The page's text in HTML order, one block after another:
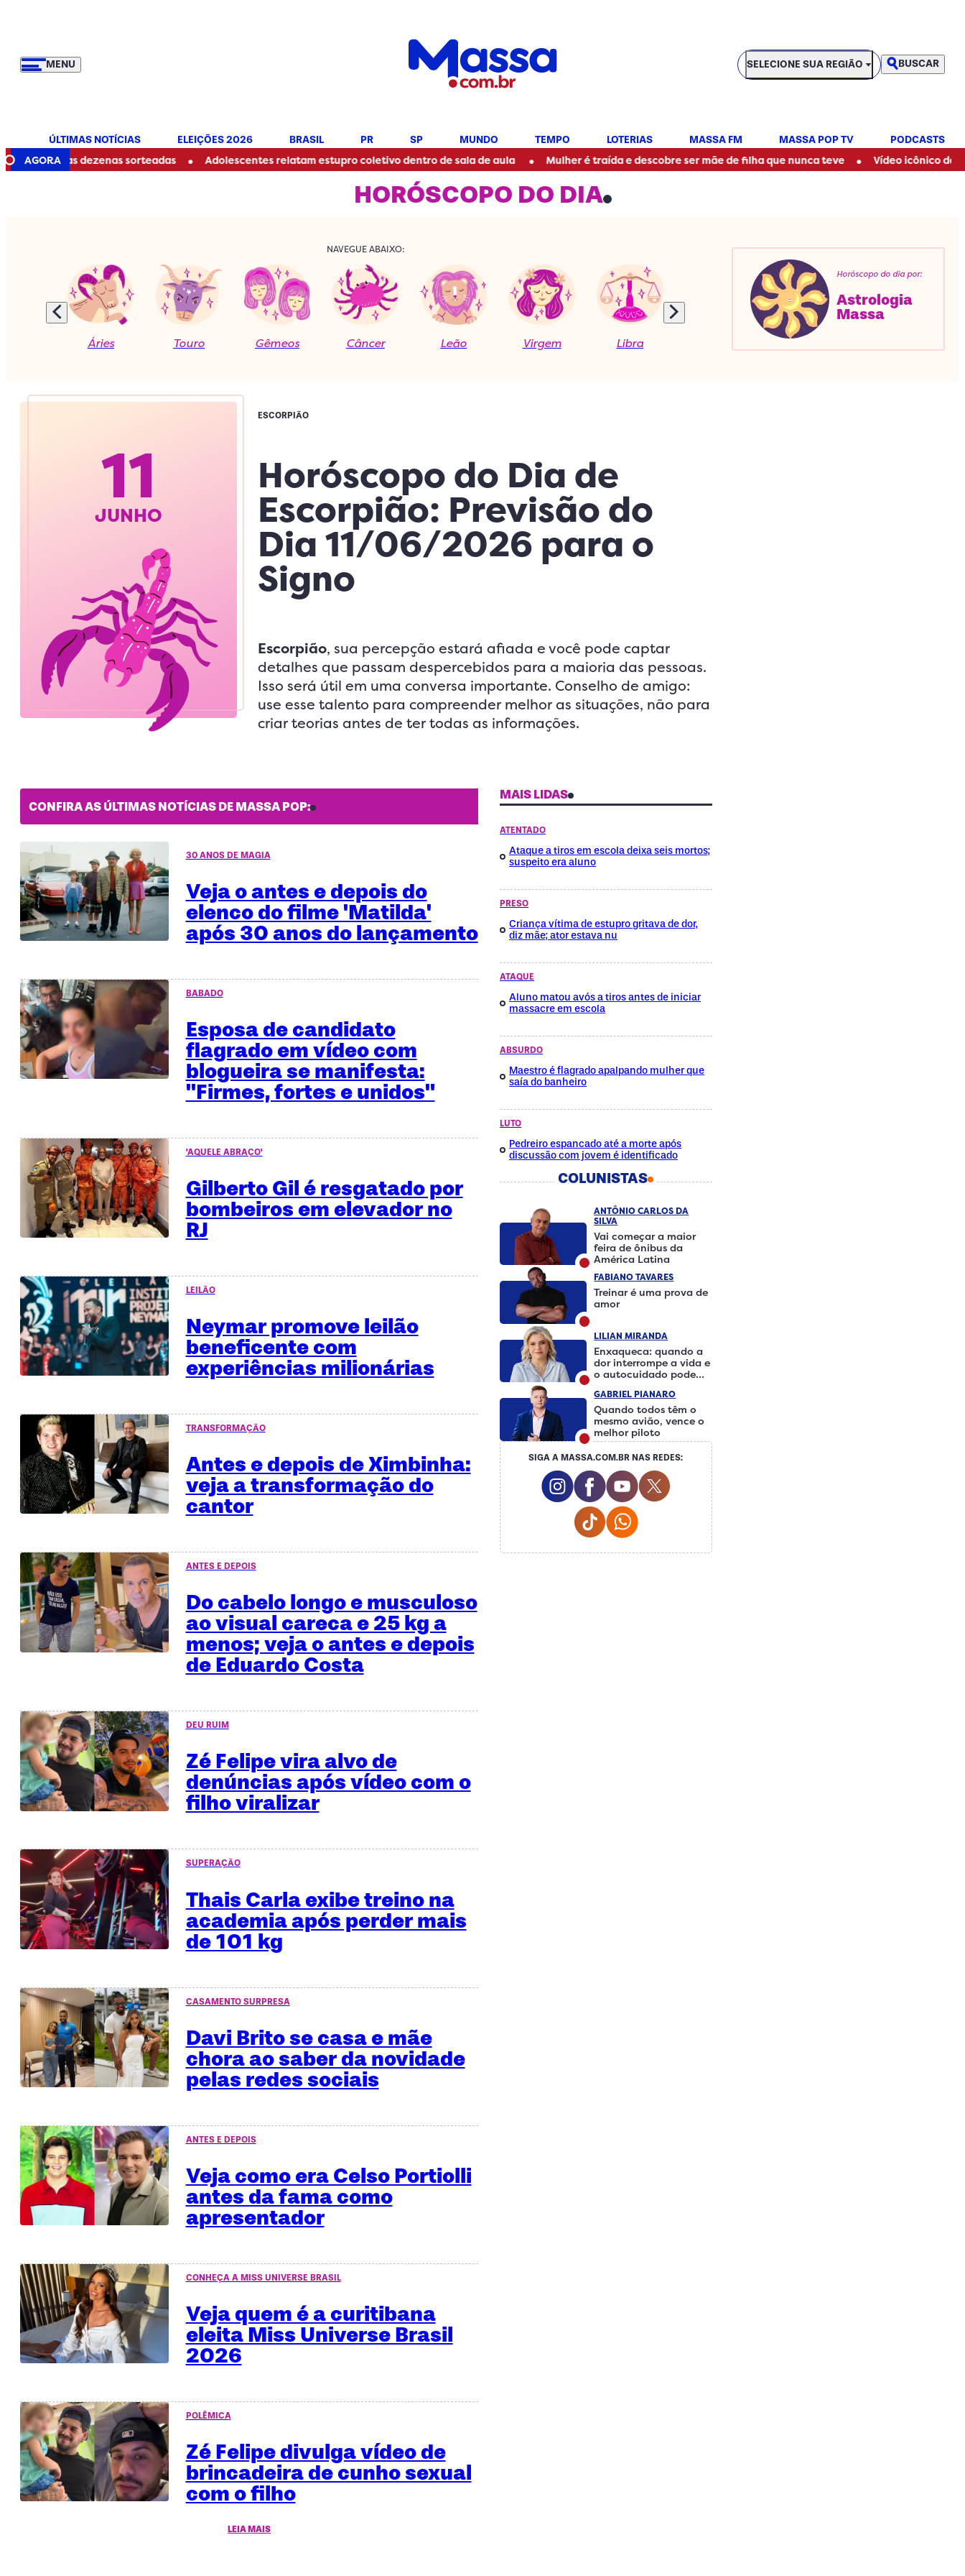
MENU
SELECIONE SUA REGIÃO
SELECIONE SUA REGIÃO BUSCAR
ÚLTIMAS NOTÍCIAS ELEIÇÕES 2026 BRASIL PR SP MUNDO TEMPO LOTERIAS MASSA FM MASSA POP TV PODCASTS
AGORA
as dezenas sorteadas • Adolescentes relatam estupro coletivo dentro de sala de aula • Mulher é traída e descobre ser mãe de filha que nunca teve • Vídeo icônico de Ratinho
HORÓSCOPO DO DIA
NAVEGUE ABAIXO:
Áries Touro Gêmeos Câncer Leão Virgem Libra Escorpião Sagitário Capricórnio
Horóscopo do dia por:
Astrologia
Massa
11
JUNHO
ESCORPIÃO
Horóscopo do Dia de
Escorpião: Previsão do
Dia 11/06/2026 para o
Signo
Escorpião, sua percepção estará afiada e você pode captar
detalhes que passam despercebidos para a maioria das pessoas.
Isso será útil em uma conversa importante. Conselho de amigo:
use esse talento para compreender melhor as situações, não para
criar teorias antes de ter todas as informações.
CONFIRA AS ÚLTIMAS NOTÍCIAS DE MASSA POP:
30 ANOS DE MAGIA
Veja o antes e depois do
elenco do filme 'Matilda'
após 30 anos do lançamento
BABADO
Esposa de candidato
flagrado em vídeo com
blogueira se manifesta:
"Firmes, fortes e unidos"
'AQUELE ABRAÇO'
Gilberto Gil é resgatado por
bombeiros em elevador no
RJ
LEILÃO
Neymar promove leilão
beneficente com
experiências milionárias
TRANSFORMAÇÃO
Antes e depois de Ximbinha:
veja a transformação do
cantor
ANTES E DEPOIS
Do cabelo longo e musculoso
ao visual careca e 25 kg a
menos; veja o antes e depois
de Eduardo Costa
DEU RUIM
Zé Felipe vira alvo de
denúncias após vídeo com o
filho viralizar
SUPERAÇÃO
Thais Carla exibe treino na
academia após perder mais
de 101 kg
CASAMENTO SURPRESA
Davi Brito se casa e mãe
chora ao saber da novidade
pelas redes sociais
ANTES E DEPOIS
Veja como era Celso Portiolli
antes da fama como
apresentador
CONHEÇA A MISS UNIVERSE BRASIL
Veja quem é a curitibana
eleita Miss Universe Brasil
2026
POLÊMICA
Zé Felipe divulga vídeo de
brincadeira de cunho sexual
com o filho
LEIA MAIS
MAIS LIDAS
ATENTADO
Ataque a tiros em escola deixa seis mortos;
suspeito era aluno
PRESO
Criança vítima de estupro gritava de dor,
diz mãe; ator estava nu
ATAQUE
Aluno matou avós a tiros antes de iniciar
massacre em escola
ABSURDO
Maestro é flagrado apalpando mulher que
saía do banheiro
LUTO
Pedreiro espancado até a morte após
discussão com jovem é identificado
COLUNISTAS
ANTÔNIO CARLOS DA
SILVA
Vai começar a maior
feira de ônibus da
América Latina
FABIANO TAVARES
Treinar é uma prova de
amor
LILIAN MIRANDA
Enxaqueca: quando a
dor interrompe a vida e
o autocuidado pode
GABRIEL PIANARO
Quando todos têm o
mesmo avião, vence o
melhor piloto
SIGA A MASSA.COM.BR NAS REDES:
Instagram Social Media
Facebook Social Media
Youtube Social Media
Twitter Social Media
Tiktok Social Media
Whatsapp Social Media